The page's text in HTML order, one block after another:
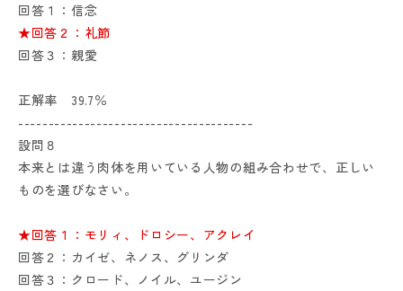
回答１：信念
★回答２：礼節
回答３：親愛
正解率 39.7％
---------------------------------------
設問８
本来とは違う肉体を用いている人物の組み合わせで、正しい
ものを選びなさい。
★回答１：モリィ、ドロシー、アクレイ
回答２：カイゼ、ネノス、グリンダ
回答３：クロード、ノイル、ユージン